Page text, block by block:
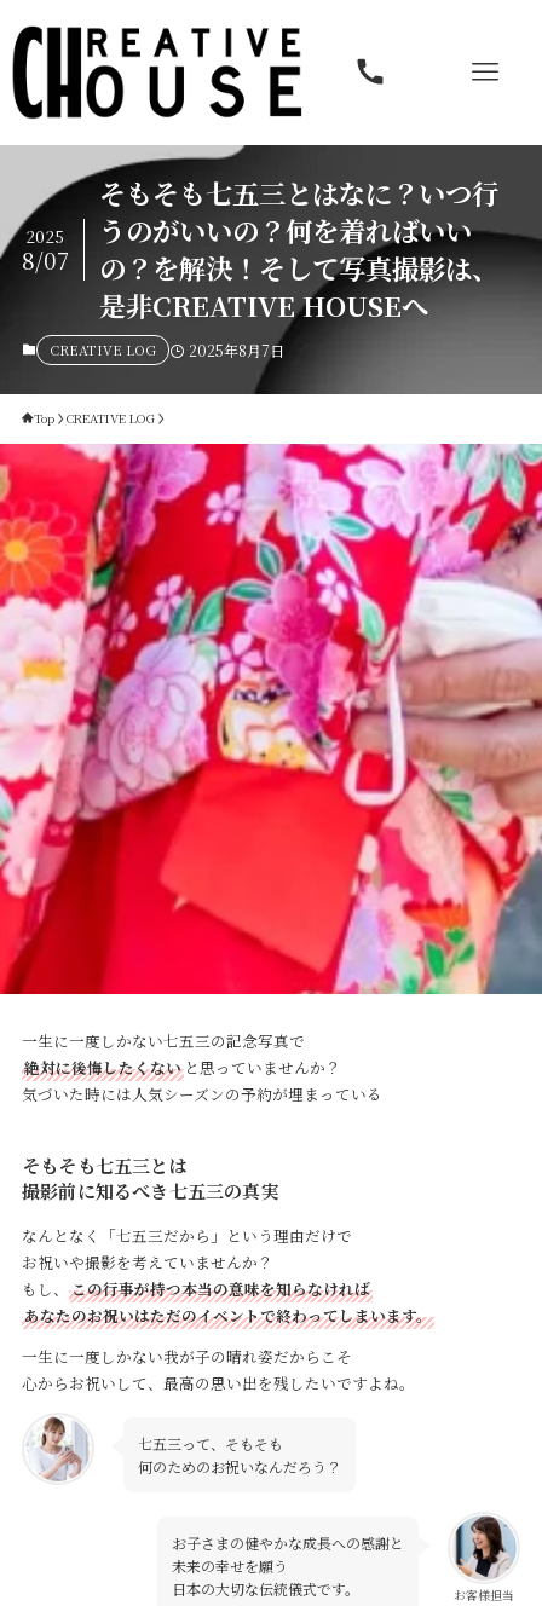
そもそも七五三とはなに？いつ行
うのがいいの？何を着ればいい
の？を解決！そして写真撮影は、
是非CREATIVE HOUSEへ
2025
8/07
CREATIVE LOG 2025年8月7日
Top CREATIVE LOG
一生に一度しかない七五三の記念写真で
絶対に後悔したくないと思っていませんか？
気づいた時には人気シーズンの予約が埋まっている
そもそも七五三とは
撮影前に知るべき七五三の真実
なんとなく「七五三だから」という理由だけで
お祝いや撮影を考えていませんか？
もし、
この行事が持つ本当の意味を知らなければ
あなたのお祝いはただのイベントで終わってしまいます。
一生に一度しかない我が子の晴れ姿だからこそ
心からお祝いして、最高の思い出を残したいですよね。
七五三って、そもそも
何のためのお祝いなんだろう？
お客様担当
お子さまの健やかな成長への感謝と
未来の幸せを願う
日本の大切な伝統儀式です。